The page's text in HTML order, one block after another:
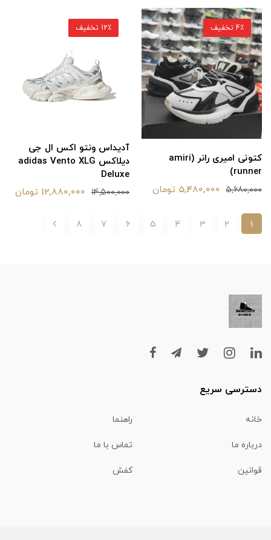
کتونی امیری رانر (amiri
runner)
5,680,000 5,480,000 تومان
4٪ تخفیف
آدیداس ونتو اکس ال جی
دیلاکس adidas Vento XLG
Deluxe
14,500,000 12,880,000 تومان
12٪ تخفیف
1
2
3
4
5
6
7
8
دسترسی سریع
خانه راهنما
درباره ما تماس با ما
قوانین کفش